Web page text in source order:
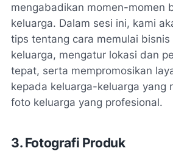
mengabadikan momen-momen
keluarga. Dalam sesi ini, kami
tips tentang cara memulai
keluarga, mengatur lokasi dan
tepat, serta mempromosikan
kepada keluarga-keluarga yang
foto keluarga yang profesional.
3. Fotografi Produk